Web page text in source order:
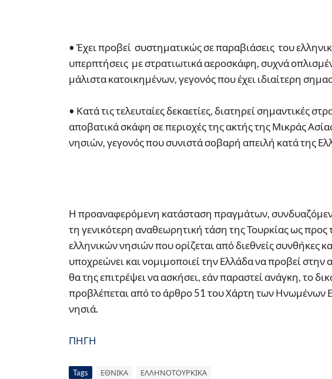
• Έχει προβεί συστηματικώς σε παραβιάσεις του
υπερπτήσεις με στρατιωτικά αεροσκάφη, συχνά
μάλιστα κατοικημένων, γεγονός που έχει ιδιαίτερη
• Κατά τις τελευταίες δεκαετίες, διατηρεί σημαντικές
αποβατικά σκάφη σε περιοχές της ακτής της Μικράς
νησιών, γεγονός που συνιστά σοβαρή απειλή κατά της
Η προαναφερόμενη κατάσταση πραγμάτων,
τη γενικότερη αναθεωρητική τάση της Τουρκίας ως
ελληνικών νησιών που ορίζεται από διεθνείς συνθήκες
υποχρεώνει και νομιμοποιεί την Ελλάδα να προβεί
θα της επιτρέψει να ασκήσει, εάν παραστεί ανάγκη, το
προβλέπεται από το άρθρο 51 του Χάρτη των Ηνωμένων
νησιά.
ΠΗΓΗ
Tags ΕΘΝΙΚΑ ΕΛΛΗΝΟΤΟΥΡΚΙΚΑ